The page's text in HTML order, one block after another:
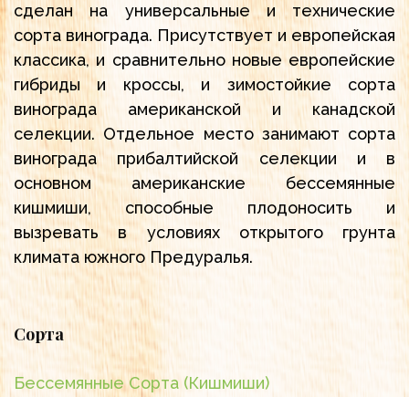
сделан на универсальные и технические
сорта винограда. Присутствует и европейская
классика, и сравнительно новые европейские
гибриды и кроссы, и зимостойкие сорта
винограда американской и канадской
селекции. Отдельное место занимают сорта
винограда прибалтийской селекции и в
основном американские бессемянные
кишмиши, способные плодоносить и
вызревать в условиях открытого грунта
климата южного Предуралья.
Сорта
Бессемянные Сорта (Кишмиши)